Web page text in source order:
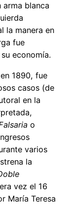
arma blanca
la manera en
fue
economía.
1890, fue
casos (de
en la
o
varios
la
vez el 16
María Teresa